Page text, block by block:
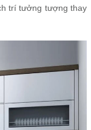
trí tưởng tượng thay